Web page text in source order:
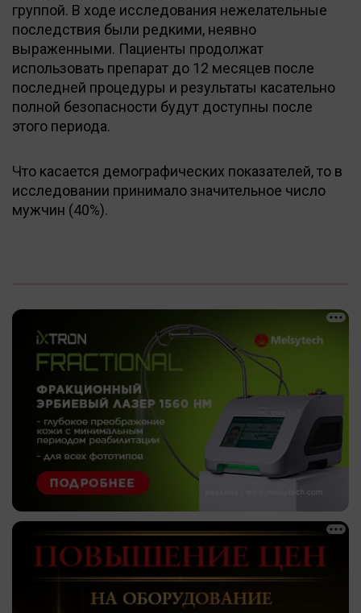
группой. В ходе исследования нежелательные
последствия были редкими, неявно
выраженными. Пациенты продолжат
использовать препарат до 12 месяцев после
последней процедуры и результаты касательно
полной безопасности будут доступны после
этого периода.
Что касается демографических показателей, то в
исследовании принимало значительное число
мужчин (40%).